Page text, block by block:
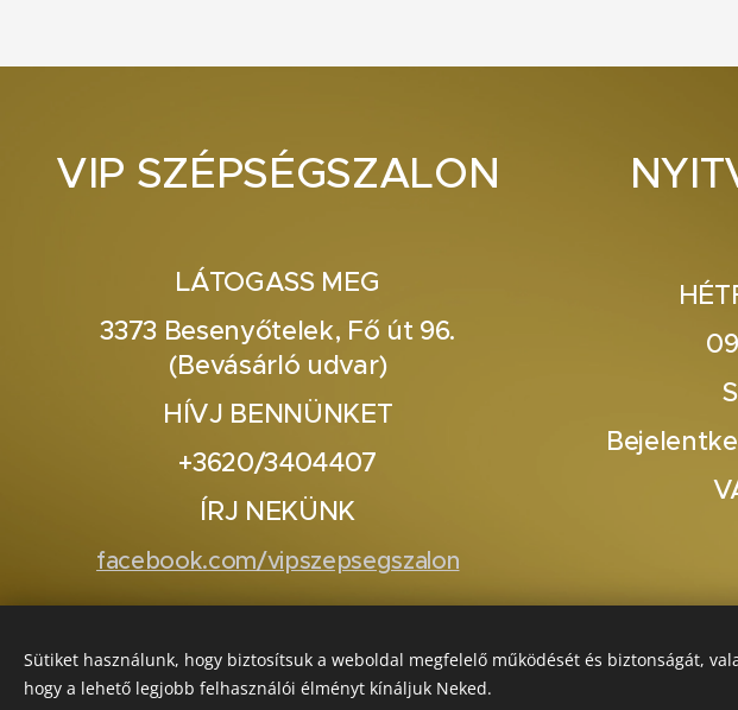
VIP SZÉPSÉGSZALON
LÁTOGASS MEG
3373 Besenyőtelek, Fő út 96.
(Bevásárló udvar)
HÍVJ BENNÜNKET
+3620/3404407
ÍRJ NEKÜNK
facebook.com/vipszepsegszalon
Sütiket használunk, hogy biztosítsuk a weboldal megfelelő működését és biztonságát,
hogy a lehető legjobb felhasználói élményt kínáljuk Neked.